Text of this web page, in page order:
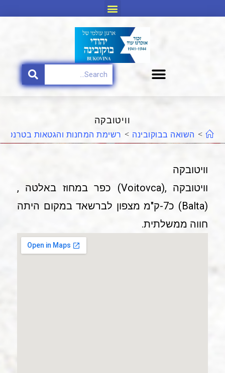
וויטובקה
> השואה בבוקובינה > רשימת המחנות והגטאות
וויטובקה
וויטובקה ,(Voitovca) כפר במחוז באלטה ,
(Balta) כ7-ק"מ מצפון לברשאד במקום היתה
חווה ממשלתית.